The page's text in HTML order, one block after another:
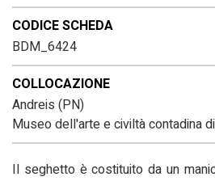
CODICE SCHEDA
BDM_6424
COLLOCAZIONE
Andreis (PN)
Museo dell'arte e civiltà contadina
Il seghetto è costituito da un